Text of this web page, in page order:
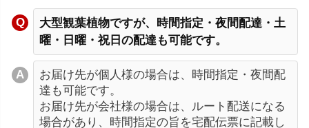
大型観葉植物ですが、時間指定・夜間配達・土
曜・日曜・祝日の配達も可能です。
お届け先が個人様の場合は、時間指定・夜間配
達も可能です。
お届け先が会社様の場合は、ルート配送になる
場合があり、時間指定の旨を宅配伝票に記載し